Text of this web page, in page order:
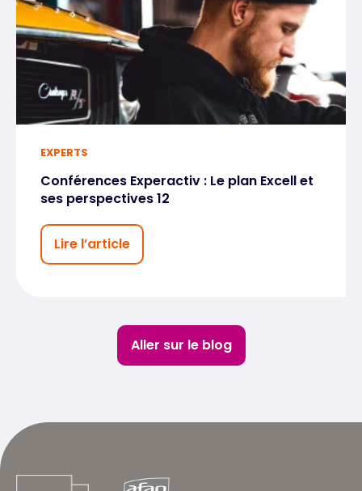
EXPERTS
Conférences Experactiv : Le plan Excell et
ses perspectives 12
Lire l’article
Aller sur le blog